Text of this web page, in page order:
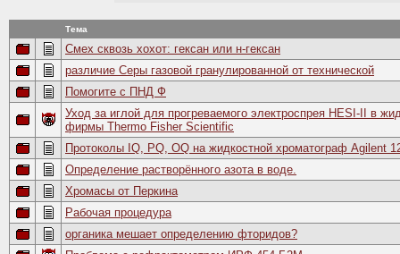
Тема
Смех сквозь хохот: гексан или н-гексан
различие Серы газовой гранулированной от технической
Помогите с ПНД Ф
Уход за иглой для прогреваемого электроспрея HESI-II в
фирмы Thermo Fisher Scientific
Протоколы IQ, PQ, OQ на жидкостной хроматограф Agilent
Определение растворённого азота в воде.
Хромасы от Перкина
Рабочая процедура
органика мешает определению фторидов?